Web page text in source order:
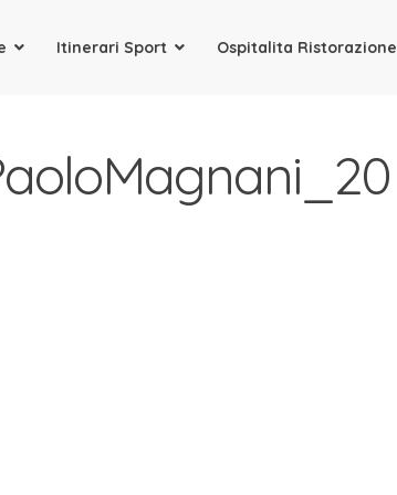
Itinerari Sport Ospitalita Ristorazione